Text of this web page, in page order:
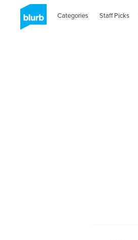
Categories Staff Picks